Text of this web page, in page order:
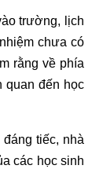
trường, lịch
chưa có
rằng về phía
quan đến học
tiếc, nhà
các học sinh